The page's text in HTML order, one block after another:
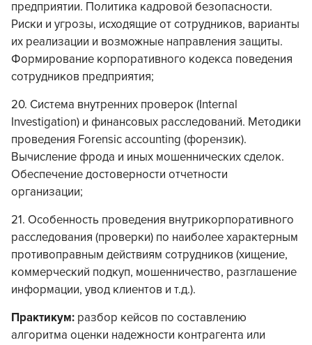
предприятии. Политика кадровой безопасности.
Риски и угрозы, исходящие от сотрудников, варианты
их реализации и возможные направления защиты.
Формирование корпоративного кодекса поведения
сотрудников предприятия;
20. Система внутренних проверок (Internal
Investigation) и финансовых расследований. Методики
проведения Forensic accounting (форензик).
Вычисление фрода и иных мошеннических сделок.
Обеспечение достоверности отчетности
организации;
21. Особенность проведения внутрикорпоративного
расследования (проверки) по наиболее характерным
противоправным действиям сотрудников (хищение,
коммерческий подкуп, мошенничество, разглашение
информации, увод клиентов и т.д.).
Практикум: разбор кейсов по составлению
алгоритма оценки надежности контрагента или